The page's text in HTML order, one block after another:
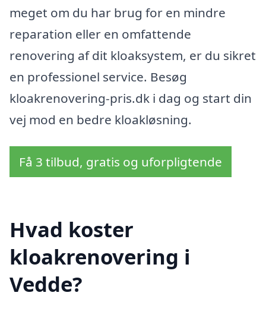
meget om du har brug for en mindre
reparation eller en omfattende
renovering af dit kloaksystem, er du sikret
en professionel service. Besøg
kloakrenovering-pris.dk i dag og start din
vej mod en bedre kloakløsning.
Få 3 tilbud, gratis og uforpligtende
Hvad koster
kloakrenovering i
Vedde?